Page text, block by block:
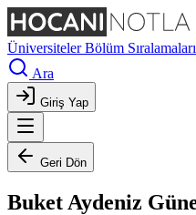
ÜniversitelerBölüm Sıralamaları
Ara
Giriş Yap
Geri Dön
Buket Aydeniz